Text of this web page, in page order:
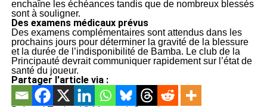
enchaîne les échéances tandis que de nombreux blessés
sont à souligner.
Des examens médicaux prévus
Des examens complémentaires sont attendus dans les
prochains jours pour déterminer la gravité de la blessure
et la durée de l’indisponibilité de Bamba. Le club de la
Principauté devrait communiquer rapidement sur l’état de
santé du joueur.
Partager l'article via :